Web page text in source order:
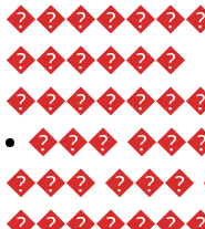
������
���
��� ���